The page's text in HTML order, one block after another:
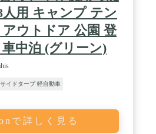
人用 キャンプ テン
アウトドア 公園 登
車中泊 (グリーン)
イドタープ 軽自動車
で詳しく見る